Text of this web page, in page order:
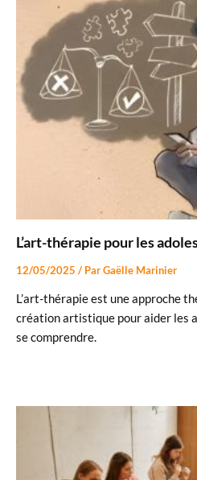
L’art-thérapie pour les
12/05/2025 / ParGaëlle Marinier
L’art-thérapie est une approche
création artistique pour aider les
se comprendre.